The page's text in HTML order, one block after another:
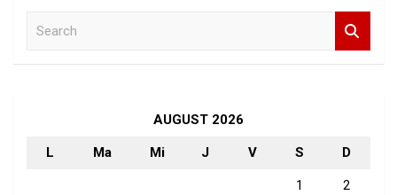
AUGUST 2026
L Ma Mi J V S D
1 2